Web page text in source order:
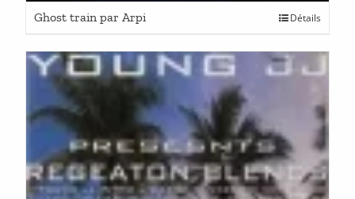
Ghost train par Arpi Détails